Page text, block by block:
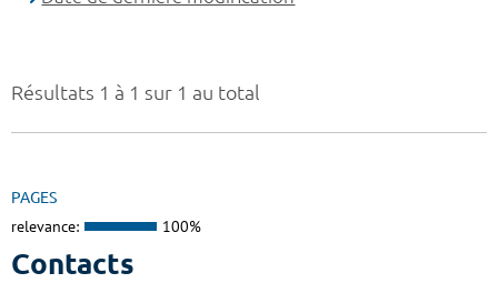
Résultats 1 à 1 sur 1 au total
PAGES
relevance: 100%
Contacts